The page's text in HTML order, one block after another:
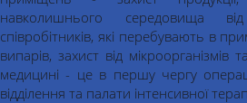
навколишнього середовища
співробітників, які перебувають в
випарів, захист від
медицині - це в першу чергу
відділення та палати інтенсивної